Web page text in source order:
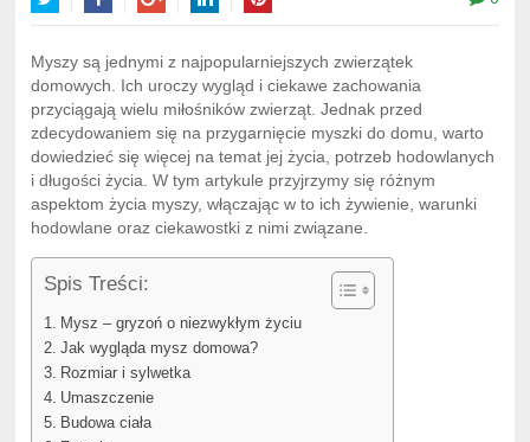
Myszy są jednymi z najpopularniejszych zwierzątek
domowych. Ich uroczy wygląd i ciekawe zachowania
przyciągają wielu miłośników zwierząt. Jednak przed
zdecydowaniem się na przygarnięcie myszki do domu, warto
dowiedzieć się więcej na temat jej życia, potrzeb hodowlanych
i długości życia. W tym artykule przyjrzymy się różnym
aspektom życia myszy, włączając w to ich żywienie, warunki
hodowlane oraz ciekawostki z nimi związane.
Spis Treści:
Mysz – gryzoń o niezwykłym życiu
Jak wygląda mysz domowa?
Rozmiar i sylwetka
Umaszczenie
Budowa ciała